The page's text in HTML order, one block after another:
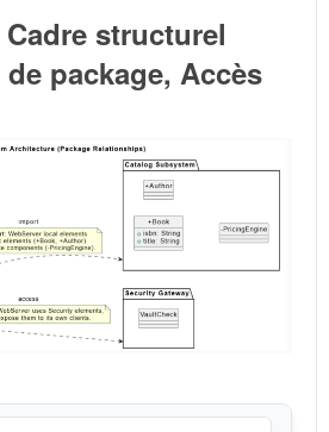
structurel
package, Accès